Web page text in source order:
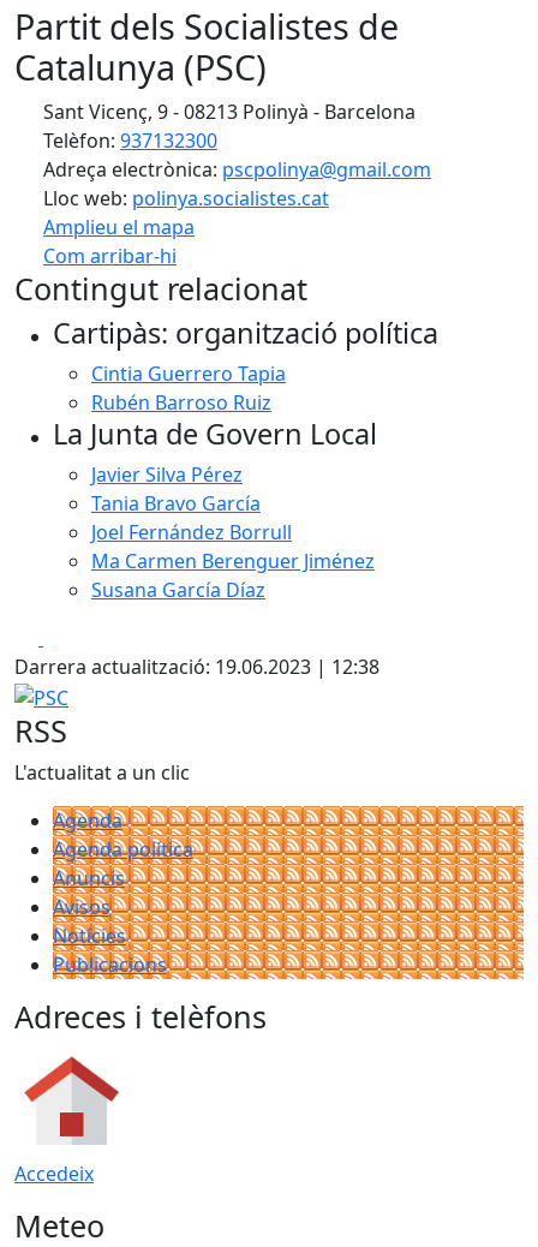
Partit dels Socialistes de
Catalunya (PSC)
Sant Vicenç, 9 - 08213 Polinyà - Barcelona
Telèfon: 937132300
Adreça electrònica: pscpolinya@gmail.com
Lloc web: polinya.socialistes.cat
Amplieu el mapa
Com arribar-hi
+
−
Contingut relacionat
Cartipàs: organització política
Cintia Guerrero Tapia
Rubén Barroso Ruiz
La Junta de Govern Local
Javier Silva Pérez
Tania Bravo García
Joel Fernández Borrull
Ma Carmen Berenguer Jiménez
Susana García Díaz
Darrera actualització: 19.06.2023 | 12:38
PSC
RSS
L'actualitat a un clic
Agenda
Agenda política
Anuncis
Avisos
Notícies
Publicacions
Adreces i telèfons
Accedeix
Meteo